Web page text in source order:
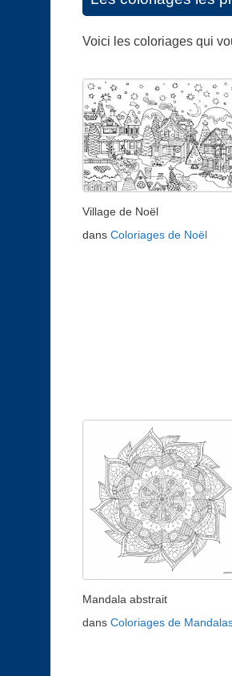
Voici les coloriages qui
Village de Noël
dans Coloriages de Noël
Mandala abstrait
dans Coloriages de